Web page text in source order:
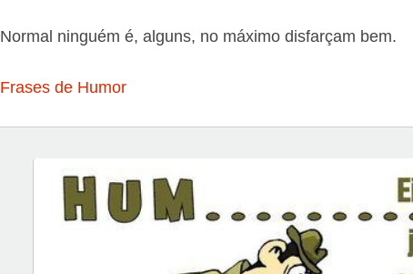
Normal ninguém é, alguns, no máximo disfarçam bem.
Frases de Humor